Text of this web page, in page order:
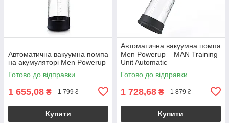
Автоматична вакуумна помпа
на акумуляторі Men Powerup
Готово до відправки
1 655,08 ₴ 1 799 ₴
Купити
Автоматична вакуумна помпа
Men Powerup – MAN Training
Unit Automatic
Готово до відправки
1 728,68 ₴ 1 879 ₴
Купити